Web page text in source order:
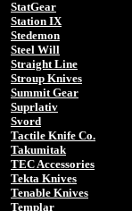
StatGear
Station IX
Stedemon
Steel Will
Straight Line
Stroup Knives
Summit Gear
Suprlativ
Svord
Tactile Knife Co.
Takumitak
TEC Accessories
Tekta Knives
Tenable Knives
Templar